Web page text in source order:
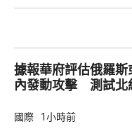
據報華府評估俄羅斯
內發動攻擊 測試北
國際 1小時前